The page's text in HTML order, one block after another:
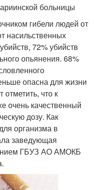
больницы
гибели людей от
насильственных
72% убийств
опьянения. 68%
опасна для жизни
отметить, что к
очень качественный
дозу. Как
организма в
заведующая
ГБУЗ АО АМОКБ